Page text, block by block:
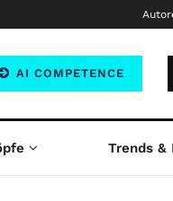
AI COMPETENCE
Trends &